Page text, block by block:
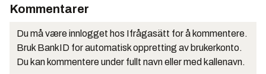
Kommentarer
Du må være innlogget hos Ifrågasätt for å kommentere.
Bruk BankID for automatisk oppretting av brukerkonto.
Du kan kommentere under fullt navn eller med kallenavn.